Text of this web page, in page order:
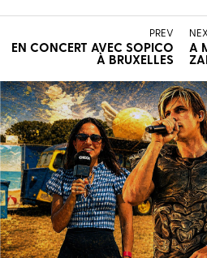
PREV
EN CONCERT AVEC SOPICO
À BRUXELLES
A